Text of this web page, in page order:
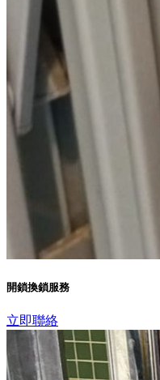
開鎖換鎖服務
立即聯絡